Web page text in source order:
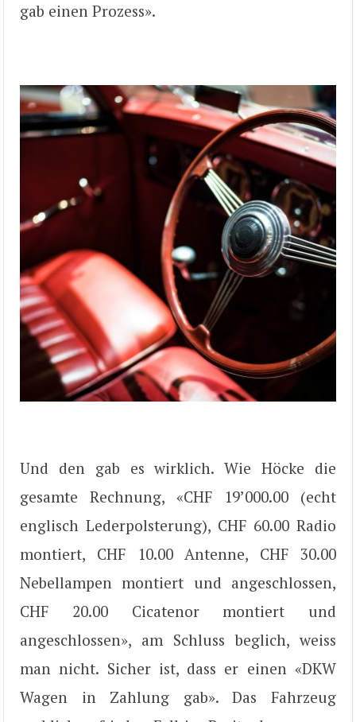
gab einen Prozess».
Und den gab es wirklich. Wie Höcke die
gesamte Rechnung, «CHF 19’000.00 (echt
englisch Lederpolsterung), CHF 60.00 Radio
montiert, CHF 10.00 Antenne, CHF 30.00
Nebellampen montiert und angeschlossen,
CHF 20.00 Cicatenor montiert und
angeschlossen», am Schluss beglich, weiss
man nicht. Sicher ist, dass er einen «DKW
Wagen in Zahlung gab». Das Fahrzeug